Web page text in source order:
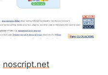
noscript.net